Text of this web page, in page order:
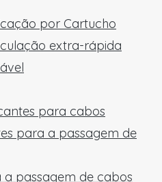
por Cartucho
extra-rápida
para cabos
para a passagem de
a passagem de cabos